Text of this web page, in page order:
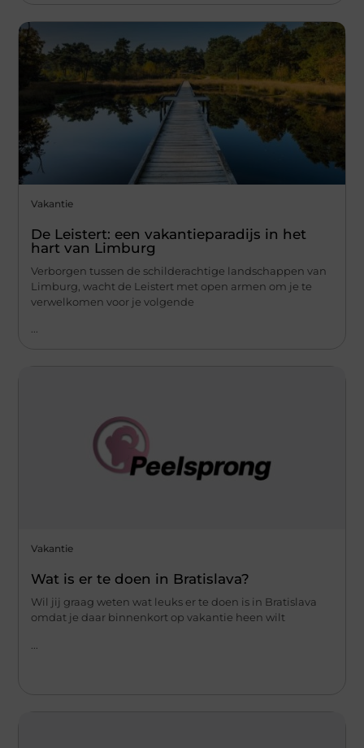
Vakantie
De Leistert: een vakantieparadijs in het
hart van Limburg
Verborgen tussen de schilderachtige landschappen van
Limburg, wacht de Leistert met open armen om je te
verwelkomen voor je volgende
...
Vakantie
Wat is er te doen in Bratislava?
Wil jij graag weten wat leuks er te doen is in Bratislava
omdat je daar binnenkort op vakantie heen wilt